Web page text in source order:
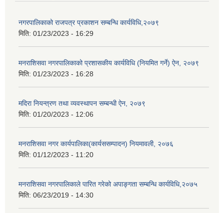
नगरपालिकाको राजपत्र प्रकाशन सम्बन्धि कार्यविधि,२०७९
मिति: 01/23/2023 - 16:29
मनराशिसवा नगरपालिकाको प्रशासकीय कार्यविधि (नियमित गर्ने) ऐन, २०७९
मिति: 01/23/2023 - 16:28
मदिरा नियन्त्रण तथा व्यवस्थापन सम्बन्धी ऐन, २०७९
मिति: 01/20/2023 - 12:06
मनराशिसवा नगर कार्यपालिका(कार्यससम्पादन) नियमावली, २०७६
मिति: 01/12/2023 - 11:20
मनराशिसवा नगरपालिकाले पारित गरेको अपाङ्गता सम्बन्धि कार्यविधि,२०७५
मिति: 06/23/2019 - 14:30